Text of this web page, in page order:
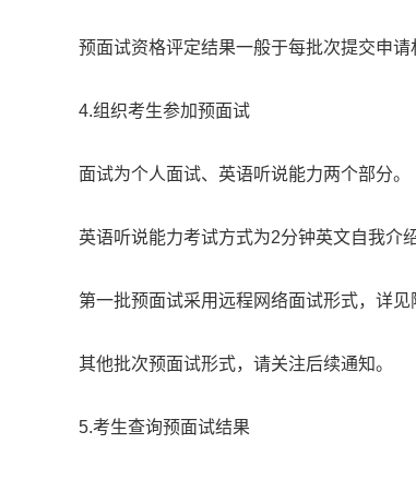
预面试资格评定结果一般于每批次提交申请
4.组织考生参加预面试
面试为个人面试、英语听说能力两个部分。
英语听说能力考试方式为2分钟英文自我介绍
第一批预面试采用远程网络面试形式，详
其他批次预面试形式，请关注后续通知。
5.考生查询预面试结果